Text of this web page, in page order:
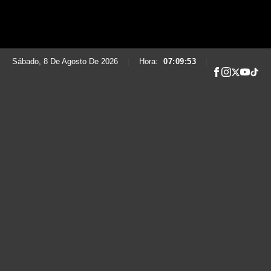
Sábado, 8 De Agosto De 2026 Hora: 07:09:54